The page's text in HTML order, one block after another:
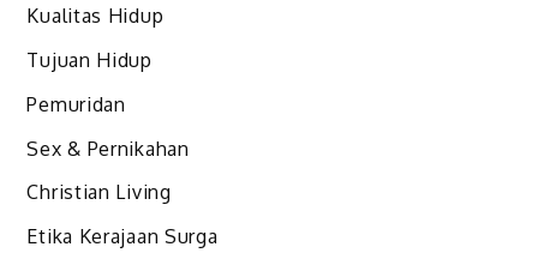
Kualitas Hidup
Tujuan Hidup
Pemuridan
Sex & Pernikahan
Christian Living
Etika Kerajaan Surga